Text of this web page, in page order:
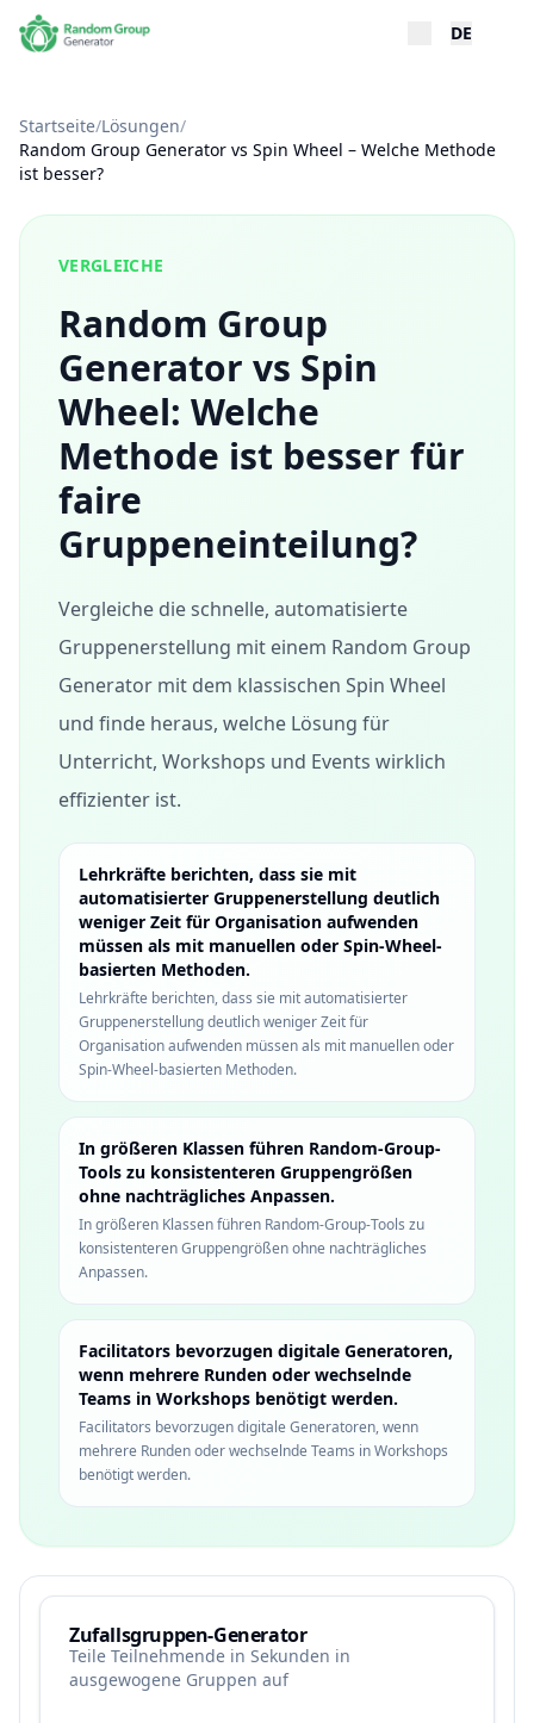
DE
Startseite/Lösungen/
Random Group Generator vs Spin Wheel – Welche Methode
ist besser?
VERGLEICHE
Random Group
Generator vs Spin
Wheel: Welche
Methode ist besser für
faire
Gruppeneinteilung?
Vergleiche die schnelle, automatisierte
Gruppenerstellung mit einem Random Group
Generator mit dem klassischen Spin Wheel
und finde heraus, welche Lösung für
Unterricht, Workshops und Events wirklich
effizienter ist.
Lehrkräfte berichten, dass sie mit
automatisierter Gruppenerstellung deutlich
weniger Zeit für Organisation aufwenden
müssen als mit manuellen oder Spin-Wheel-
basierten Methoden.
Lehrkräfte berichten, dass sie mit automatisierter
Gruppenerstellung deutlich weniger Zeit für
Organisation aufwenden müssen als mit manuellen oder
Spin-Wheel-basierten Methoden.
In größeren Klassen führen Random-Group-
Tools zu konsistenteren Gruppengrößen
ohne nachträgliches Anpassen.
In größeren Klassen führen Random-Group-Tools zu
konsistenteren Gruppengrößen ohne nachträgliches
Anpassen.
Facilitators bevorzugen digitale Generatoren,
wenn mehrere Runden oder wechselnde
Teams in Workshops benötigt werden.
Facilitators bevorzugen digitale Generatoren, wenn
mehrere Runden oder wechselnde Teams in Workshops
benötigt werden.
Zufallsgruppen-Generator
Teile Teilnehmende in Sekunden in
ausgewogene Gruppen auf